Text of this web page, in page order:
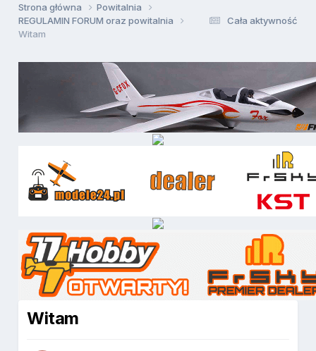
Cała aktywność
Strona główna
Powitalnia
REGULAMIN FORUM oraz powitalnia
Witam
Witam